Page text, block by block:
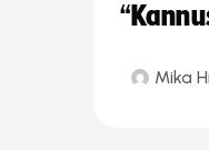
Mika